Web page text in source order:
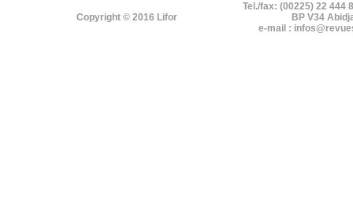
Copyright © 2016 Lifor
Tel./fax: (00225) 22 444
BP V34
e-mail :